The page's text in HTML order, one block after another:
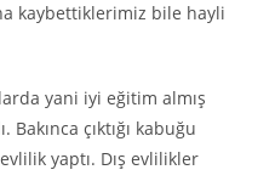
kaybettiklerimiz bile hayli
yani iyi eğitim almış
çıktığı kabuğu
yaptı. Dış evlilikler